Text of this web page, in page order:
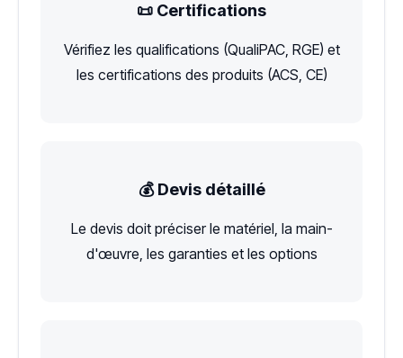
📜 Certifications
Vérifiez les qualifications (QualiPAC, RGE) et
les certifications des produits (ACS, CE)
💰 Devis détaillé
Le devis doit préciser le matériel, la main-
d'œuvre, les garanties et les options